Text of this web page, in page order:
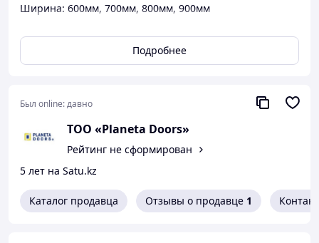
Ширина: 600мм, 700мм, 800мм, 900мм
Подробнее
Был online:давно
ТОО «Planeta Doors»
Рейтинг не сформирован
5 лет на Satu.kz
Каталог продавца Отзывы о продавце 1